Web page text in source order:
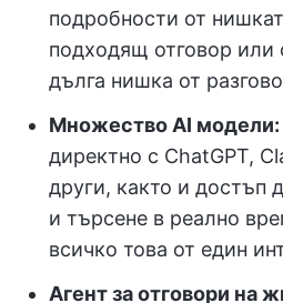
подробности от
подходящ отговор или
дълга нишка от
Множество AI модели:
директно с ChatGPT,
други, както и достъп
и търсене в реално
всичко това от един
Агент за отговори на